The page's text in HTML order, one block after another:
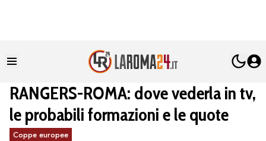
RANGERS-ROMA: dove vederla in tv,
le probabili formazioni e le quote
Coppe europee